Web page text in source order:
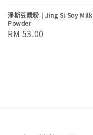
淨斯豆漿粉 | Jing Si Soy Milk
Powder
Regular
RM 53.00